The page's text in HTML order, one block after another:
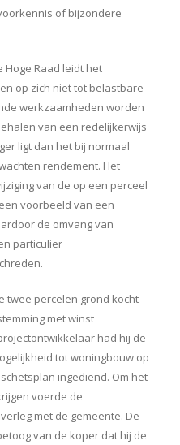
of bijzondere
Raad leidt het
op zich niet tot belastbare
werkzaamheden worden
van een redelijkerwijs
ligt dan het bij normaal
rendement. Het
van de op een perceel
voorbeeld van een
de omvang van
particulier
twee percelen grond kocht
met winst
had hij de
tot woningbouw op
ingediend. Om het
voerde de
met de gemeente. De
van de koper dat hij de